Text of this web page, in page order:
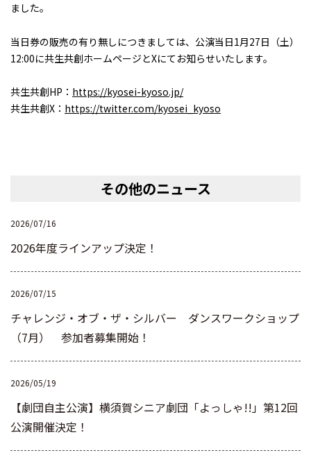
ました。
当日券の販売の有り無しにつきましては、公演当日1月27日（土）
12:00に共生共創ホームページとXにてお知らせいたします。
共生共創HP： https://kyosei-kyoso.jp/
共生共創X： https://twitter.com/kyosei_kyoso
その他のニュース
2026/07/16
2026年度ラインアップ決定！
2026/07/15
チャレンジ・オブ・ザ・シルバー ダンスワークショップ
（7月） 参加者募集開始！
2026/05/19
【劇団自主公演】横須賀シニア劇団「よっしゃ!!」第12回
公演開催決定！